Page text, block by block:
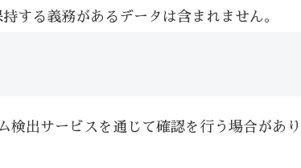
する義務があるデータは含まれません。
検出サービスを通じて確認を行う場合があり